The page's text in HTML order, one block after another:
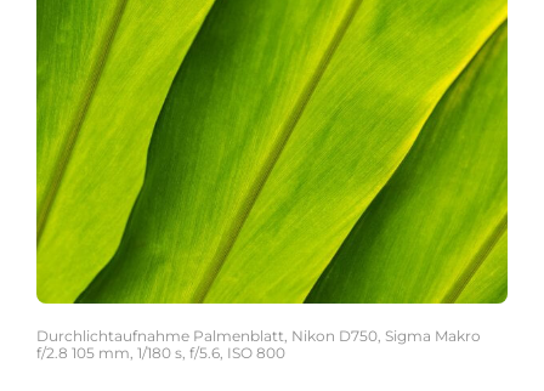
Durchlichtaufnahme Palmenblatt, Nikon D750, Sigma Makro
f/2.8 105 mm, 1/180 s, f/5.6, ISO 800